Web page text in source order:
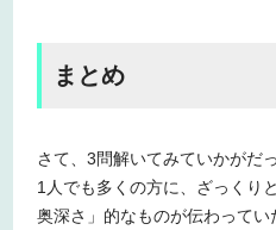
まとめ
さて、3問解いてみていかがだ
1人でも多くの方に、ざっくり
奥深さ」的なものが伝わってい